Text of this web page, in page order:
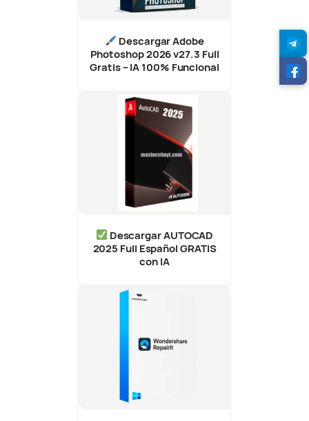
Descargar Adobe
Photoshop 2026 v27.3 Full
Gratis – IA 100% Funcional
Descargar AUTOCAD
2025 Full Español GRATIS
con IA